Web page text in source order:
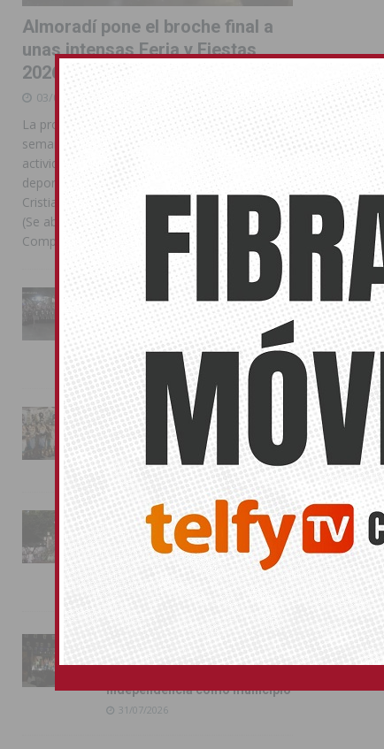
Almoradí pone el broche final a
unas intensas Feria y Fiestas
2026
03/08/2026
La programación reunió durante más de una
semana actos institucionales, conciertos,
actividades familiares, competiciones
deportivas y las celebraciones de Moros y
Cristianos Compártelo: Comparte en Facebook
(Se abre en una ventana nueva) Facebook
Compartir en
La Entrada Cristiana llena de
esplendor las calles de
Almoradí en una multitudinaria
jornada festera
02/08/2026
La magia de la Entrada Mora
conquista las calles de
Almoradí
01/08/2026
La fiesta se adueña de
Almoradí con la presentación
de los cargos festeros y la
toma del castillo
31/07/2026
Pilar de la Horadada
conmemora con emoción el
independencia como municipio
31/07/2026